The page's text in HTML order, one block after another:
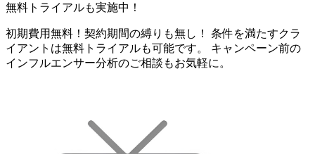
無料トライアルも実施中！
初期費用無料！契約期間の縛りも無し！ 条件を満たすクラ
イアントは無料トライアルも可能です。 キャンペーン前の
インフルエンサー分析のご相談もお気軽に。